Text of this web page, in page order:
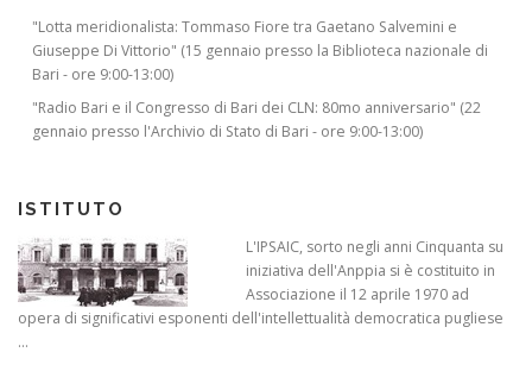
"Lotta meridionalista: Tommaso Fiore tra Gaetano Salvemini e
Giuseppe Di Vittorio" (15 gennaio presso la Biblioteca nazionale di
Bari - ore 9:00-13:00)
"Radio Bari e il Congresso di Bari dei CLN: 80mo anniversario" (22
gennaio presso l'Archivio di Stato di Bari - ore 9:00-13:00)
ISTITUTO
L'IPSAIC, sorto negli anni Cinquanta su
iniziativa dell'Anppia si è costituito in
Associazione il 12 aprile 1970 ad
opera di significativi esponenti dell'intellettualità democratica pugliese
...